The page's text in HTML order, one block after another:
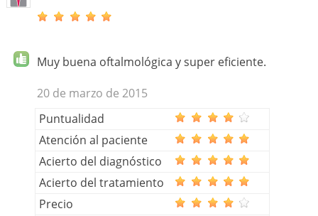
Muy buena oftalmológica y super eficiente.
20 de marzo de 2015
Puntualidad
Atención al paciente
Acierto del diagnóstico
Acierto del tratamiento
Precio